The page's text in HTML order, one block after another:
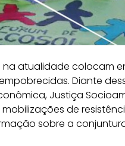
na atualidade colocam
Diante
Justiça
de
sobre a